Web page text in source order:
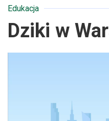
Edukacja
Dziki w